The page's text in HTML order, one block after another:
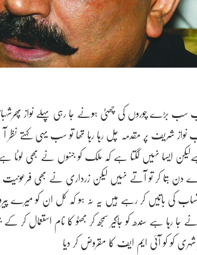
بڑے چوروں کی چھٹی ہونے جا رہی پہلے نواز
شریف پر مقدمہ چل رہا رہا تھا تو سب یہی کہتے
ایسا نہیں لگتا ہے کہ ملک کو جنہوں نے بھی
دن بتا کر تو آتے نہیں لیکن زرداری نے بھی
کی باتیں کر رہے ہیں یہ نہ ہو کہ کل ان کو میرے
جا رہا ہے سندھ کو جاگیر سمجھ کر بھٹو کا نام استعمال کر
کو کو آئی ایم ایف کا مقروض کر دیا